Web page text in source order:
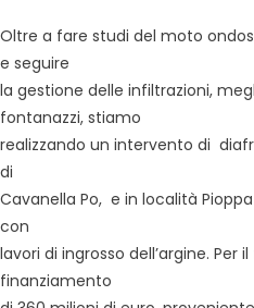
Oltre a fare studi del moto
e seguire
la gestione delle infiltrazioni,
fontanazzi, stiamo
realizzando un intervento di
di
Cavanella Po, e in località
con
lavori di ingrosso dell’argine. Per
finanziamento